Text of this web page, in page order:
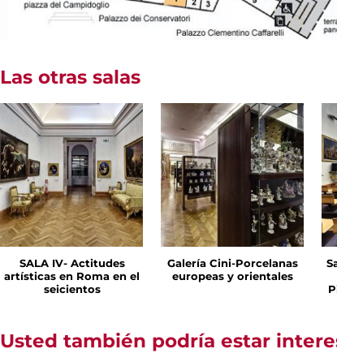
Las otras salas
SALA IV- Actitudes
artísticas en Roma en el
seicientos
Galería Cini-Porcelanas
europeas y orientales
Usted también podría estar